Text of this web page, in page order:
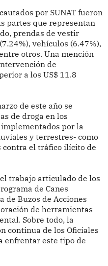
por SUNAT fueron
partes que representan
prendas de vestir
vehículos (6.47%),
otros. Una mención
de
a los US$ 11.8
de este año se
de droga en los
por la
y terrestres- como
contra el tráfico ilícito de
trabajo articulado de los
de Canes
de Buzos de Acciones
de herramientas
Sobre todo, la
continua de los Oficiales
enfrentar este tipo de